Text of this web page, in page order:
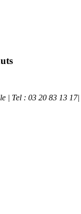
| Tel : 03 20 83 13 17|